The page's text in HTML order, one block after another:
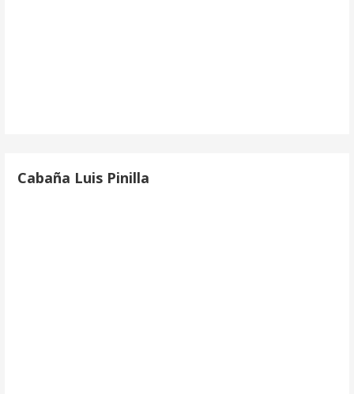
Cabaña Luis Pinilla